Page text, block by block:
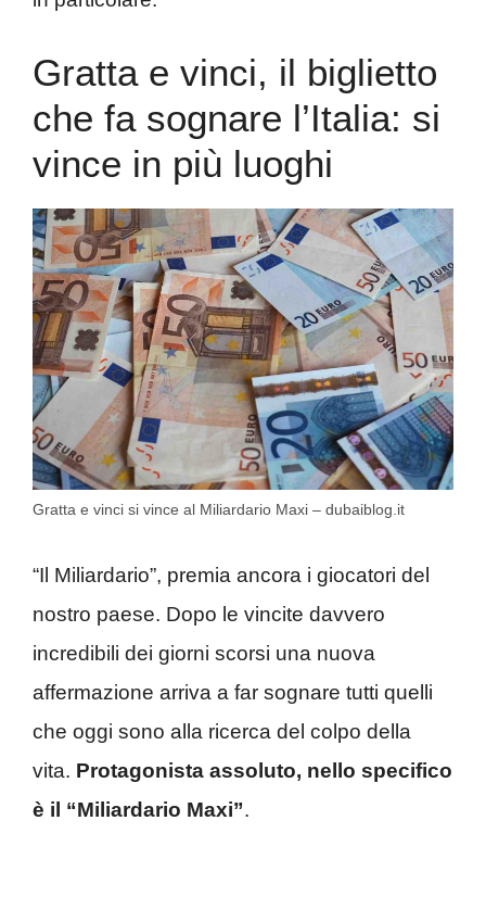
Gratta e vinci, il biglietto
che fa sognare l’Italia: si
vince in più luoghi
Gratta e vinci si vince al Miliardario Maxi – dubaiblog.it
“Il Miliardario”, premia ancora i giocatori del
nostro paese. Dopo le vincite davvero
incredibili dei giorni scorsi una nuova
affermazione arriva a far sognare tutti quelli
che oggi sono alla ricerca del colpo della
vita. Protagonista assoluto, nello specifico
è il “Miliardario Maxi”.